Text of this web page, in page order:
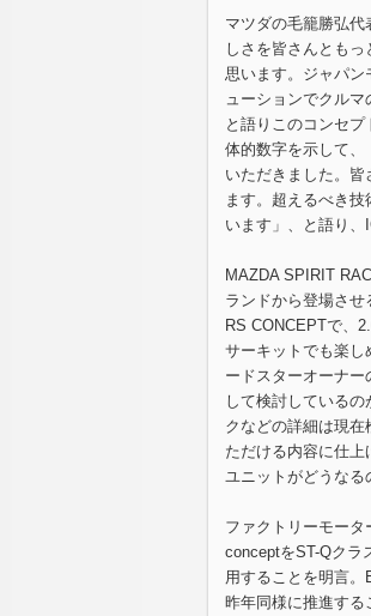
マツダの毛籠勝弘
しさを皆さんとも
思います。ジャパ
ューションでクル
と語りこのコンセ
体的数字を示して、
いただきました。
ます。超えるべき
います」、と語り、
MAZDA SPIRIT
ランドから登場さ
RS CONCEPTで、
サーキットでも楽し
ードスターオーナ
して検討している
クなどの詳細は現
ただける内容に仕
ユニットがどうなる
ファクトリーモー
conceptをST-Qクラ
用することを明言
昨年同様に推進す